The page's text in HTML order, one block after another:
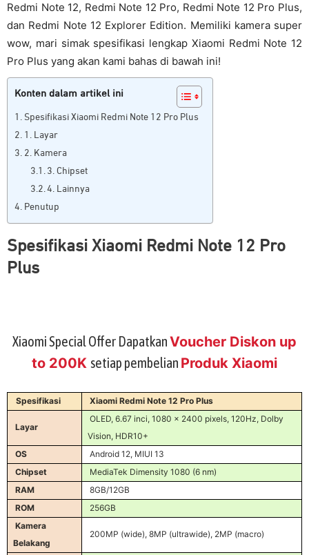
Redmi Note 12, Redmi Note 12 Pro, Redmi Note 12 Pro Plus,
dan Redmi Note 12 Explorer Edition. Memiliki kamera super
wow, mari simak spesifikasi lengkap Xiaomi Redmi Note 12
Pro Plus yang akan kami bahas di bawah ini!
Konten dalam artikel ini
Spesifikasi Xiaomi Redmi Note 12 Pro Plus
1. Layar
2. Kamera
3. Chipset
4. Lainnya
Penutup
Spesifikasi Xiaomi Redmi Note 12 Pro
Plus
Xiaomi Special Offer DapatkanVoucher Diskon up
to 200K setiap pembelian Produk Xiaomi
Spesifikasi Xiaomi Redmi Note 12 Pro Plus
Layar
OLED, 6.67 inci, 1080 x 2400 pixels, 120Hz, Dolby
Vision, HDR10+
OS
Android 12, MIUI 13
Chipset
MediaTek Dimensity 1080 (6 nm)
RAM
8GB/12GB
ROM
256GB
Kamera
Belakang
200MP (wide), 8MP (ultrawide), 2MP (macro)